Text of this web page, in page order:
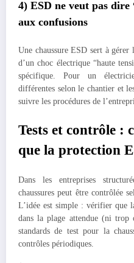
4) ESD ne veut pas
aux confusions
Une chaussure ESD sert à
d’un choc électrique “haute
spécifique. Pour un
différentes selon le chantier et
suivre les procédures de
Tests et contrôle :
que la protection
Dans les entreprises
chaussures peut être contrôlée
L’idée est simple : vérifier que
dans la plage attendue (ni
standards de test pour la
contrôles périodiques.